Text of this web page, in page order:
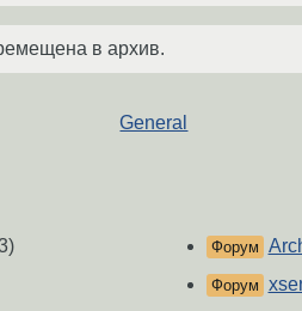
в архив.
General
Форум
Форум